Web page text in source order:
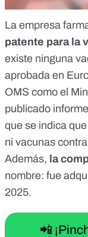
La empresa
patente para la
existe ninguna
aprobada en
OMS como el
publicado
que se indica
ni vacunas
Además, la
nombre: fue
2025.
📲